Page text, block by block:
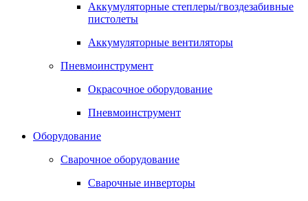
Аккумуляторные степлеры/гвоздезабивные
пистолеты
Аккумуляторные вентиляторы
Пневмоинструмент
Окрасочное оборудование
Пневмоинструмент
Оборудование
Сварочное оборудование
Сварочные инверторы